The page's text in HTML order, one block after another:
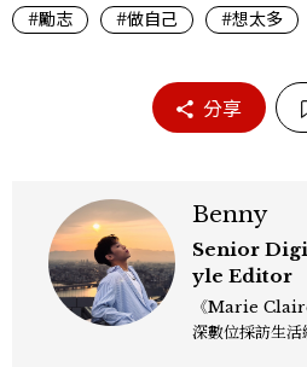
#勵志
#做自己 #想太多
分享
Benny
Senior
yle Editor
《Marie
深數位採訪生活